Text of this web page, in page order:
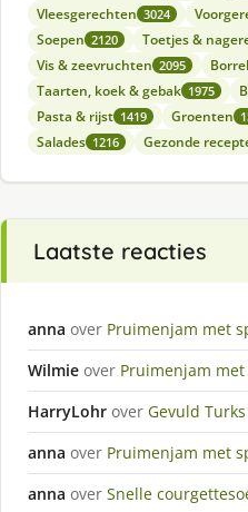
Vleesgerechten 3024
Soepen 2120 Toetjes &
Vis & zeevruchten 2095
Taarten, koek & gebak 1975
Pasta & rijst 1419 Groenten
Salades 1216 Gezonde
Laatste reacties
anna over Pruimenjam met
Wilmie over Pruimenjam
HarryLohr over Gevuld
anna over Pruimenjam met
anna over Snelle